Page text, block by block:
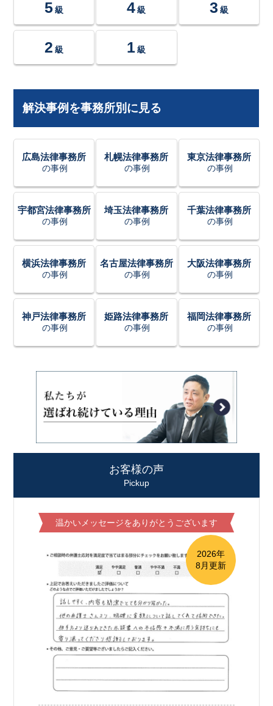
5 級 4 級 3 級
2 級 1 級
解決事例を事務所別に見る
広島法律事務所
の事例
札幌法律事務所
の事例
東京法律事務所
の事例
宇都宮法律事務所
の事例
埼玉法律事務所
の事例
千葉法律事務所
の事例
横浜法律事務所
の事例
名古屋法律事務所
の事例
大阪法律事務所
の事例
神戸法律事務所
の事例
姫路法律事務所
の事例
福岡法律事務所
の事例
お客様の声
Pickup
温かいメッセージをありがとうございます
2026年
8月更新